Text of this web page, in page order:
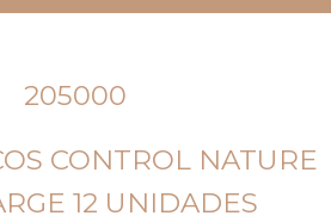
CONTROL NATURE
12 UNIDADES